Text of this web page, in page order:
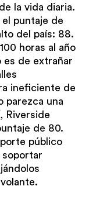
la vida diaria.
puntaje de
del país: 88.
horas al año
es de extrañar
ineficiente de
parezca una
Riverside
de 80.
público
soportar